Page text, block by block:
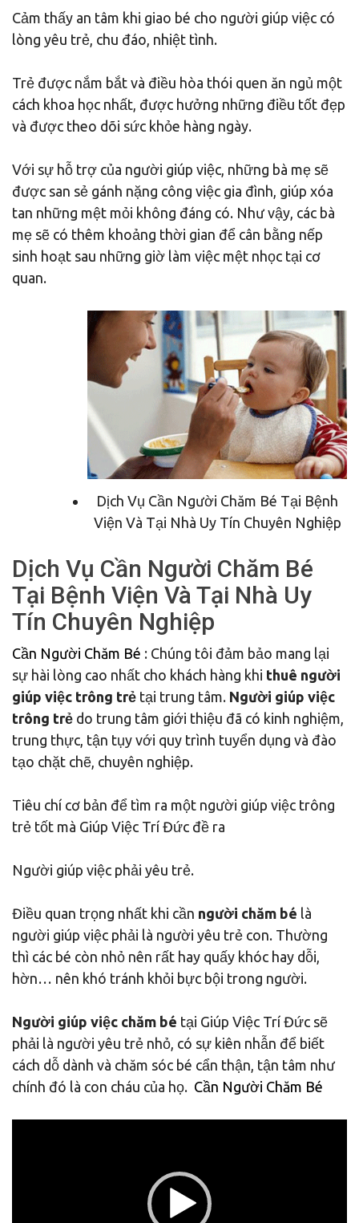
Cảm thấy an tâm khi giao bé cho người giúp việc có
lòng yêu trẻ, chu đáo, nhiệt tình.
Trẻ được nắm bắt và điều hòa thói quen ăn ngủ một
cách khoa học nhất, được hưởng những điều tốt đẹp
và được theo dõi sức khỏe hàng ngày.
Với sự hỗ trợ của người giúp việc, những bà mẹ sẽ
được san sẻ gánh nặng công việc gia đình, giúp xóa
tan những mệt mỏi không đáng có. Như vậy, các bà
mẹ sẽ có thêm khoảng thời gian để cân bằng nếp
sinh hoạt sau những giờ làm việc mệt nhọc tại cơ
quan.
Dịch Vụ Cần Người Chăm Bé Tại Bệnh
Viện Và Tại Nhà Uy Tín Chuyên Nghiệp
Dịch Vụ Cần Người Chăm Bé
Tại Bệnh Viện Và Tại Nhà Uy
Tín Chuyên Nghiệp
Cần Người Chăm Bé : Chúng tôi đảm bảo mang lại
sự hài lòng cao nhất cho khách hàng khi thuê người
giúp việc trông trẻ tại trung tâm. Người giúp việc
trông trẻ do trung tâm giới thiệu đã có kinh nghiệm,
trung thực, tận tụy với quy trình tuyển dụng và đào
tạo chặt chẽ, chuyên nghiệp.
Tiêu chí cơ bản để tìm ra một người giúp việc trông
trẻ tốt mà Giúp Việc Trí Đức đề ra
Người giúp việc phải yêu trẻ.
Điều quan trọng nhất khi cần người chăm bé là
người giúp việc phải là người yêu trẻ con. Thường
thì các bé còn nhỏ nên rất hay quấy khóc hay dỗi,
hờn… nên khó tránh khỏi bực bội trong người.
Người giúp việc chăm bé tại Giúp Việc Trí Đức sẽ
phải là người yêu trẻ nhỏ, có sự kiên nhẫn để biết
cách dỗ dành và chăm sóc bé cẩn thận, tận tâm như
chính đó là con cháu của họ. Cần Người Chăm Bé